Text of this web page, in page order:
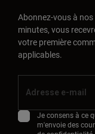
Abonnez-vous à
minutes, vous
votre première
applicables.
Je consens à ce
m'envoie des